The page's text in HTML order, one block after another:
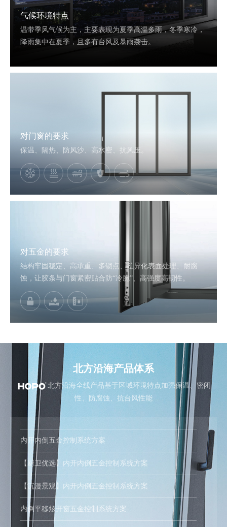
气候环境特点
温带季风气候为主，主要表现为夏季高温多雨，冬季寒冷，
降雨集中在夏季，且多有台风及暴雨袭击。
对门窗的要求
保温、隔热、防风沙、高水密、抗风压。
对五金的要求
结构牢固稳定、高承重、多锁点、差异化表面处理、耐腐
蚀，让胶条与门窗紧密贴合防“冷脆”、高强度高韧性。
北方沿海产品体系
北方沿海全线产品基于区域环境特点加强保温、密闭
性、防腐蚀、抗台风性能
内开内倒五金控制系统方案
【厨卫优选】内开内倒五金控制系统方案
【沉漫景观】内开内倒五金控制系统方案
内倒平移炫开窗五金控制系统方案